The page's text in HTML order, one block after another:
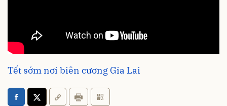
Tết sớm nơi biên cương Gia Lai